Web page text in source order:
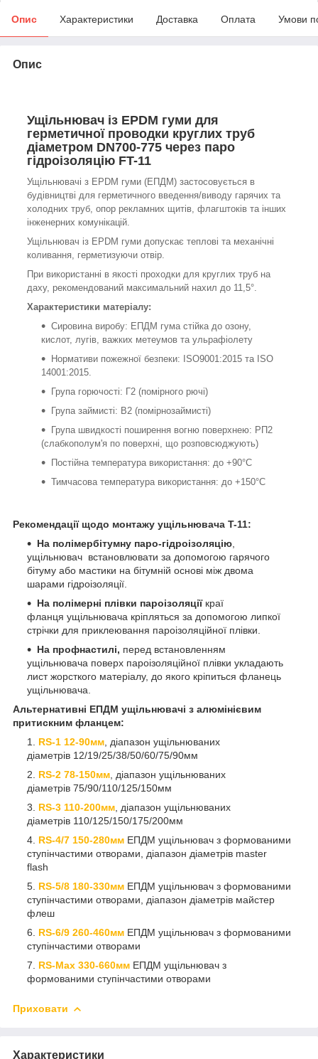
Опис Характеристики Доставка Оплата Умови
Опис
Ущільнювач із EPDM гуми для
герметичної проводки круглих труб
діаметром DN700-775 через паро
гідроізоляцію FT-11
Ущільнювачі з EPDM гуми (ЕПДМ) застосовується в
будівництві для герметичного введення/виводу гарячих та
холодних труб, опор рекламних щитів, флагштоків та інших
інженерних комунікацій.
Ущільнювач із EPDM гуми допускає теплові та механічні
коливання, герметизуючи отвір.
При використанні в якості проходки для круглих труб на
даху, рекомендований максимальний нахил до 11,5°.
Характеристики матеріалу:
Сировина виробу: ЕПДМ гума стійка до озону,
кислот, лугів, важких метеумов та ульрафіолету
Нормативи пожежної безпеки: ISO9001:2015 та ISO
14001:2015.
Група горючості: Г2 (помірного рючі)
Група займисті: В2 (помірнозаймисті)
Група швидкості поширення вогню поверхнею: РП2
(слабкополум'я по поверхні, що розповсюджують)
Постійна температура використання: до +90°С
Тимчасова температура використання: до +150°С
Рекомендації щодо монтажу ущільнювача T-11:
На полімербітумну паро-гідроізоляцію
ущільнювач встановлювати за допомогою гарячого
бітуму або мастики на бітумній основі між двома
шарами гідроізоляції.
На полімерні плівки пароізоляції краї
фланця ущільнювача кріпляться за допомогою липкої
стрічки для приклеювання пароізоляційної плівки.
На профнастилі, перед встановленням
ущільнювача поверх пароізоляційної плівки укладають
лист жорсткого матеріалу, до якого кріпиться фланець
ущільнювача.
Альтернативні ЕПДМ ущільнювачі з алюмінієвим
притискним фланцем:
RS-1 12-90мм , діапазон ущільнюваних
діаметрів 12/19/25/38/50/60/75/90мм
RS-2 78-150мм , діапазон ущільнюваних
діаметрів 75/90/110/125/150мм
RS-3 110-200мм , діапазон ущільнюваних
діаметрів 110/125/150/175/200мм
RS-4/7 150-280мм ЕПДМ ущільнювач з формованими
ступінчастими отворами, діапазон діаметрів master
flash
RS-5/8 180-330мм ЕПДМ ущільнювач з формованими
ступінчастими отворами, діапазон діаметрів майстер
флеш
RS-6/9 260-460мм ЕПДМ ущільнювач з формованими
ступінчастими отворами
RS-Max 330-660мм ЕПДМ ущільнювач з
формованими ступінчастими отворами
Приховати
Характеристики